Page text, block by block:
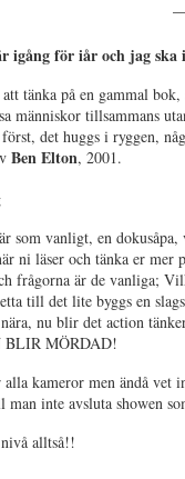
igång för iår och jag
tänka på en gammal
människor tillsammans
det huggs i ryggen,
Ben Elton, 2001.
som vanligt, en
ni läser och tänka er mer
frågorna är de vanliga;
till det lite byggs en
nu blir det action
MÖRDAD!
kameror men ändå vet
man inte avsluta showen
alltså!!